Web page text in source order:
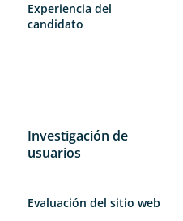
Experiencia del
candidato
Investigación de
usuarios
Evaluación del sitio web